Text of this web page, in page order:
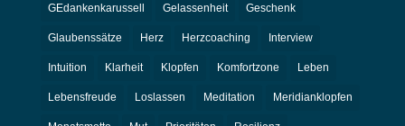
GEdankenkarussell Gelassenheit Geschenk
Glaubenssätze Herz Herzcoaching Interview
Intuition Klarheit Klopfen Komfortzone Leben
Lebensfreude Loslassen Meditation Meridianklopfen